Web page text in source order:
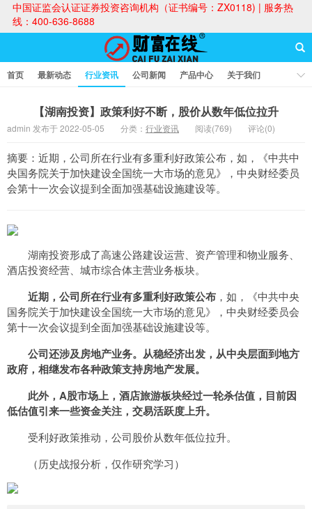
中国证监会认证证券投资咨询机构（证书编号：ZX0118) | 服务热
线：400-636-8688
首页 最新动态 行业资讯 公司新闻 产品中心
关于我们
【湖南投资】政策利好不断，股价从数年低位拉升
admin 发布于 2022-05-05 分类： 行业资讯 阅读(769) 评论(0)
摘要：近期，公司所在行业有多重利好政策公布，如，《中共中
央国务院关于加快建设全国统一大市场的意见》，中央财经委员
会第十一次会议提到全面加强基础设施建设等。
湖南投资形成了高速公路建设运营、资产管理和物业服务、
酒店投资经营、城市综合体主营业务板块。
近期，公司所在行业有多重利好政策公布 ，如，《中共中央
国务院关于加快建设全国统一大市场的意见》，中央财经委员会
第十一次会议提到全面加强基础设施建设等。
公司还涉及房地产业务。从稳经济出发，从中央层面到地方
政府，相继发布各种政策支持房地产发展。
此外，A股市场上，酒店旅游板块经过一轮杀估值，目前因
低估值引来一些资金关注，交易活跃度上升。
受利好政策推动，公司股价从数年低位拉升。
（历史战报分析，仅作研究学习）